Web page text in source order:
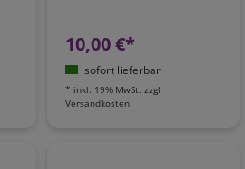
10,00 €*
sofort lieferbar
* inkl. 19% MwSt. zzgl.
Versandkosten